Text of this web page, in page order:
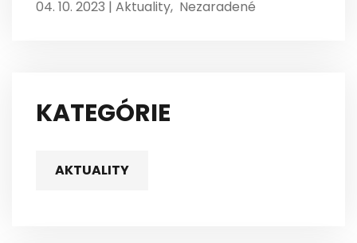
04. 10. 2023 | Aktuality, Nezaradené
KATEGÓRIE
AKTUALITY